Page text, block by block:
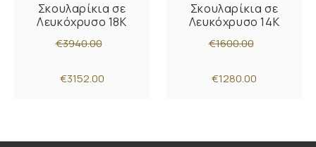
Σκουλαρίκια σε
Λευκόχρυσο 18Κ
€3940.00
€3152.00
Σκουλαρίκια σε
Λευκόχρυσο 14Κ
€1600.00
€1280.00